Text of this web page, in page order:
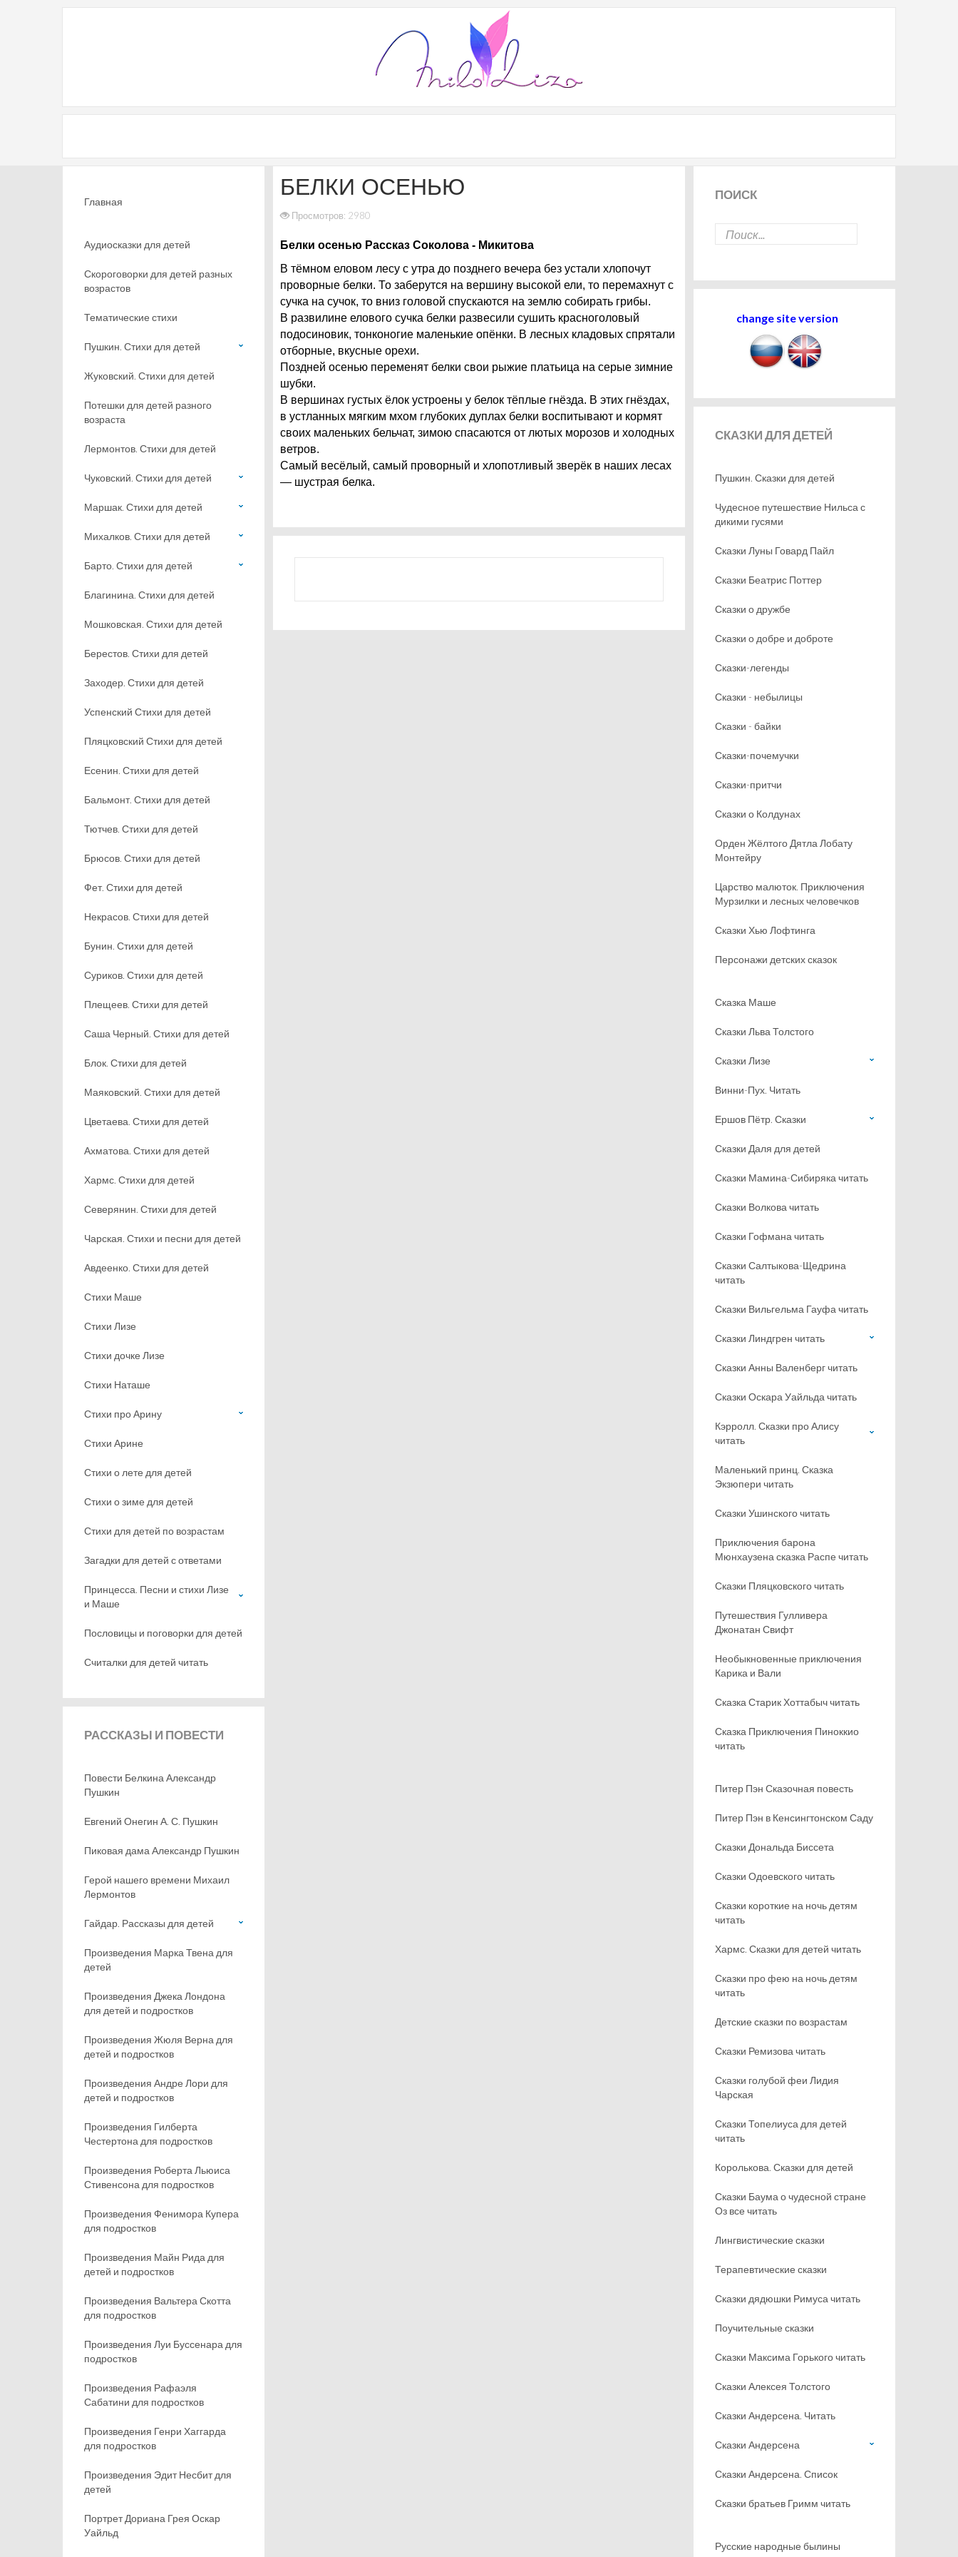
БЕЛКИ ОСЕНЬЮ
Просмотров: 2980
Белки осенью Рассказ Соколова - Микитова
В тёмном еловом лесу с утра до позднего вечера без устали хлопочут
проворные белки. То заберутся на вершину высокой ели, то перемахнут с
сучка на сучок, то вниз головой спускаются на землю собирать грибы.
В развилине елового сучка белки развесили сушить красноголовый
подосиновик, тонконогие маленькие опёнки. В лесных кладовых спрятали
отборные, вкусные орехи.
Поздней осенью переменят белки свои рыжие платьица на серые зимние
шубки.
В вершинах густых ёлок устроены у белок тёплые гнёзда. В этих гнёздах,
в устланных мягким мхом глубоких дуплах белки воспитывают и кормят
своих маленьких бельчат, зимою спасаются от лютых морозов и холодных
ветров.
Самый весёлый, самый проворный и хлопотливый зверёк в наших лесах
— шустрая белка.
Главная
Аудиосказки для детей
Скороговорки для детей разных
возрастов
Тематические стихи
Пушкин. Стихи для детей
Жуковский. Стихи для детей
Потешки для детей разного
возраста
Лермонтов. Стихи для детей
Чуковский. Стихи для детей
Маршак. Стихи для детей
Михалков. Стихи для детей
Барто. Стихи для детей
Благинина. Стихи для детей
Мошковская. Стихи для детей
Берестов. Стихи для детей
Заходер. Стихи для детей
Успенский Стихи для детей
Пляцковский Стихи для детей
Есенин. Стихи для детей
Бальмонт. Стихи для детей
Тютчев. Стихи для детей
Брюсов. Стихи для детей
Фет. Стихи для детей
Некрасов. Стихи для детей
Бунин. Стихи для детей
Суриков. Стихи для детей
Плещеев. Стихи для детей
Саша Черный. Стихи для детей
Блок. Стихи для детей
Маяковский. Стихи для детей
Цветаева. Стихи для детей
Ахматова. Стихи для детей
Хармс. Стихи для детей
Северянин. Стихи для детей
Чарская. Стихи и песни для детей
Авдеенко. Стихи для детей
Стихи Маше
Стихи Лизе
Стихи дочке Лизе
Стихи Наташе
Стихи про Арину
Стихи Арине
Стихи о лете для детей
Стихи о зиме для детей
Стихи для детей по возрастам
Загадки для детей с ответами
Принцесса. Песни и стихи Лизе
и Маше
Пословицы и поговорки для детей
Считалки для детей читать
РАССКАЗЫ И ПОВЕСТИ
Повести Белкина Александр
Пушкин
Евгений Онегин А. С. Пушкин
Пиковая дама Александр Пушкин
Герой нашего времени Михаил
Лермонтов
Гайдар. Рассказы для детей
Произведения Марка Твена для
детей
Произведения Джека Лондона
для детей и подростков
Произведения Жюля Верна для
детей и подростков
Произведения Андре Лори для
детей и подростков
Произведения Гилберта
Честертона для подростков
Произведения Роберта Льюиса
Стивенсона для подростков
Произведения Фенимора Купера
для подростков
Произведения Майн Рида для
детей и подростков
Произведения Вальтера Скотта
для подростков
Произведения Луи Буссенара для
подростков
Произведения Рафаэля
Сабатини для подростков
Произведения Генри Хаггарда
для подростков
Произведения Эдит Несбит для
детей
Портрет Дориана Грея Оскар
Уайльд
ПОИСК
change site version
СКАЗКИДЛЯ ДЕТЕЙ
Пушкин. Сказки для детей
Чудесное путешествие Нильса с
дикими гусями
Сказки Луны Говард Пайл
Сказки Беатрис Поттер
Сказки о дружбе
Сказки о добре и доброте
Сказки-легенды
Сказки - небылицы
Сказки - байки
Сказки-почемучки
Сказки-притчи
Сказки о Колдунах
Орден Жёлтого Дятла Лобату
Монтейру
Царство малюток. Приключения
Мурзилки и лесных человечков
Сказки Хью Лофтинга
Персонажи детских сказок
Сказка Маше
Сказки Льва Толстого
Сказки Лизе
Винни-Пух. Читать
Ершов Пётр. Сказки
Сказки Даля для детей
Сказки Мамина-Сибиряка читать
Сказки Волкова читать
Сказки Гофмана читать
Сказки Салтыкова-Щедрина
читать
Сказки Вильгельма Гауфа читать
Сказки Линдгрен читать
Сказки Анны Валенберг читать
Сказки Оскара Уайльда читать
Кэрролл. Сказки про Алису
читать
Маленький принц. Сказка
Экзюпери читать
Сказки Ушинского читать
Приключения барона
Мюнхаузена сказка Распе читать
Сказки Пляцковского читать
Путешествия Гулливера
Джонатан Свифт
Необыкновенные приключения
Карика и Вали
Сказка Старик Хоттабыч читать
Сказка Приключения Пиноккио
читать
Питер Пэн Сказочная повесть
Питер Пэн в Кенсингтонском Саду
Сказки Дональда Биссета
Сказки Одоевского читать
Сказки короткие на ночь детям
читать
Хармс. Сказки для детей читать
Сказки про фею на ночь детям
читать
Детские сказки по возрастам
Сказки Ремизова читать
Сказки голубой феи Лидия
Чарская
Сказки Топелиуса для детей
читать
Королькова. Сказки для детей
Сказки Баума о чудесной стране
Оз все читать
Лингвистические сказки
Терапевтические сказки
Сказки дядюшки Римуса читать
Поучительные сказки
Сказки Максима Горького читать
Сказки Алексея Толстого
Сказки Андерсена. Читать
Сказки Андерсена
Сказки Андерсена. Список
Сказки братьев Гримм читать
Русские народные былины